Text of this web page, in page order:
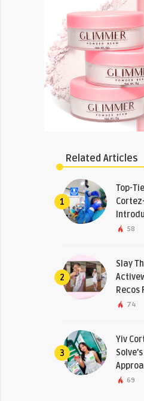
Related Articles
1
Top-
58
2
Slay
Recos
74
3
Yiv
69